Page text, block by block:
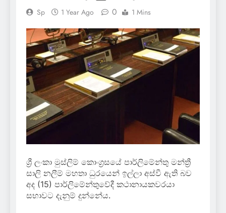
Sp 1 Year Ago 0 1 Mins
ශ්‍රී ලංකා මුස්ලිම් කොංග්‍රසයේ පාර්ලිමේන්තු මන්ත්‍රී
සාලි නලීම් මහතා ධුරයෙන් ඉල්ලා අස්වී ඇති බව
අද (15) පාර්ලිමේන්තුවේදී කථානායකවරයා
සභාවට දැනුම් දුන්නේය.